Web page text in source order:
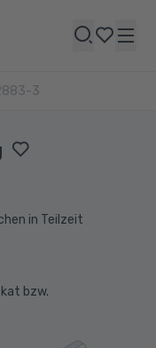
3
in Teilzeit
bzw.